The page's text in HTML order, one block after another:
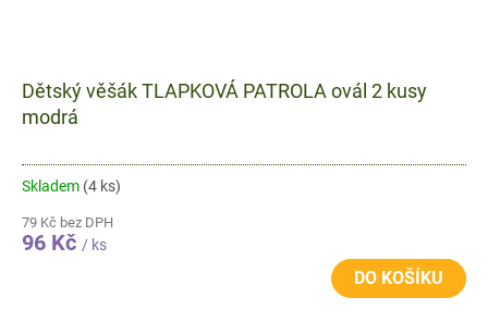
Dětský věšák TLAPKOVÁ PATROLA ovál 2 kusy
modrá
Skladem (4 ks)
79 Kč bez DPH
96 Kč / ks
DO KOŠÍKU